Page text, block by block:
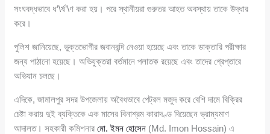
সংঘবদ্ধভাবে ধ’\র্ষ’\ণ করা হয়। পরে স্থানীয়রা গুরুতর আহত অবস্থায় তাকে উদ্ধার
করে।
পুলিশ জানিয়েছে, ভুক্তভোগীর জবানবন্দি নেওয়া হয়েছে এবং তাকে ডাক্তারি পরীক্ষার
জন্য পাঠানো হয়েছে। অভিযুক্তরা বর্তমানে পলাতক রয়েছে এবং তাদের গ্রেপ্তারে
অভিযান চলছে।
এদিকে, জামালপুর সদর উপজেলায় অবৈধভাবে পেট্রল মজুদ করে বেশি দামে বিক্রির
চেষ্টা করায় দুই ব্যক্তিকে এক মাসের বিনাশ্রম কারাদণ্ড দিয়েছেন ভ্রাম্যমাণ
আদালত। সহকারী কমিশনারমো. ইমন হোসেন (Md. Imon Hossain) এ